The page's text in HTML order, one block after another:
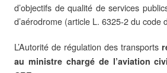
d’objectifs de qualité de services
d’aérodrome (article L. 6325-2 du code
L’Autorité de régulation des transports
au ministre chargé de l’aviation